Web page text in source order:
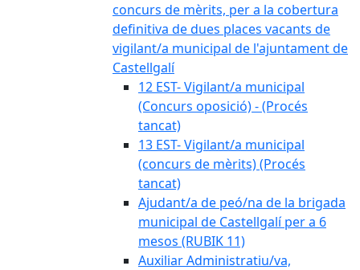
concurs de mèrits, per a la cobertura
definitiva de dues places vacants de
vigilant/a municipal de l'ajuntament de
Castellgalí
12 EST- Vigilant/a municipal
(Concurs oposició) - (Procés
tancat)
13 EST- Vigilant/a municipal
(concurs de mèrits) (Procés
tancat)
Ajudant/a de peó/na de la brigada
municipal de Castellgalí per a 6
mesos (RUBIK 11)
Auxiliar Administratiu/va,